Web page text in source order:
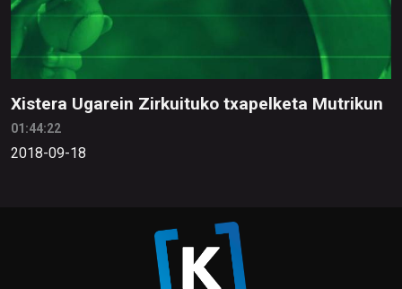
Xistera Ugarein Zirkuituko txapelketa Mutrikun
01:44:22
2018-09-18